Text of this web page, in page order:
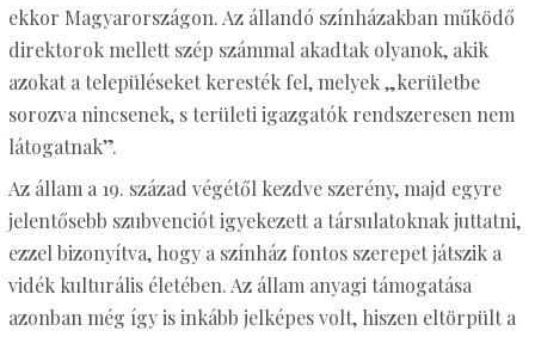
ekkor Magyarországon. Az állandó színházakban működő
direktorok mellett szép számmal akadtak olyanok, akik
azokat a településeket keresték fel, melyek „kerületbe
sorozva nincsenek, s területi igazgatók rendszeresen nem
látogatnak”.
Az állam a 19. század végétől kezdve szerény, majd egyre
jelentősebb szubvenciót igyekezett a társulatoknak juttatni,
ezzel bizonyítva, hogy a színház fontos szerepet játszik a
vidék kulturális életében. Az állam anyagi támogatása
azonban még így is inkább jelképes volt, hiszen eltörpült a